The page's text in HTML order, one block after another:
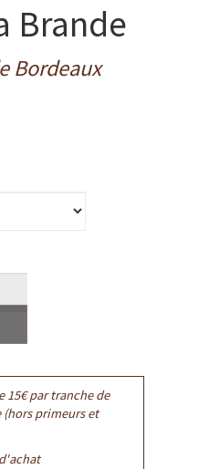
Brande
Bordeaux
15€ par tranche de
(hors primeurs et